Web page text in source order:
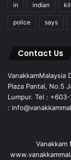
in indian
police says
Contact Us
VanakkamMalaysia
Plaza Pantai, No.5
Lumpur. Tel :
:
Vanakkam